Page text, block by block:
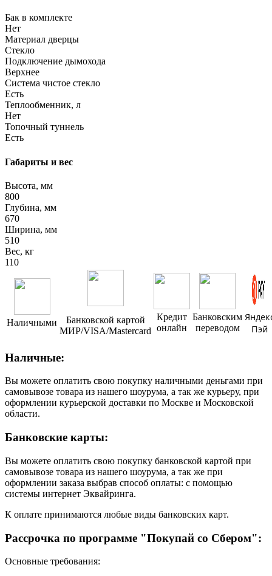
Бак в комплекте
Нет
Материал дверцы
Стекло
Подключение дымохода
Верхнее
Система чистое стекло
Есть
Теплообменник, л
Нет
Топочный туннель
Есть
Габариты и вес
Высота, мм
800
Глубина, мм
670
Ширина, мм
510
Вес, кг
110
Наличными
Банковской картой
МИР/VISA/Mastercard
Кредит
онлайн
Банковским
переводом
Пэй
Наличные:
Вы можете оплатить свою покупку наличными деньгами при
самовывозе товара из нашего шоурума, а так же курьеру, при
оформлении курьерской доставки по Москве и Московской
области.
Банковские карты:
Вы можете оплатить свою покупку банковской картой при
самовывозе товара из нашего шоурума, а так же при
оформлении заказа выбрав способ оплаты: с помощью
системы интернет Эквайринга.
К оплате принимаются любые виды банковских карт.
Рассрочка по программе "Покупай со Сбером":
Основные требования: